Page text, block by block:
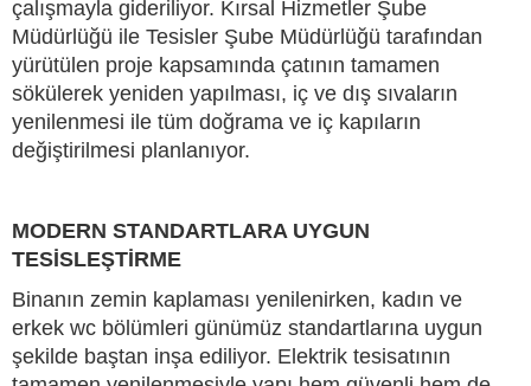
çalışmayla gideriliyor. Kırsal Hizmetler Şube
Müdürlüğü ile Tesisler Şube Müdürlüğü tarafından
yürütülen proje kapsamında çatının tamamen
sökülerek yeniden yapılması, iç ve dış sıvaların
yenilenmesi ile tüm doğrama ve iç kapıların
değiştirilmesi planlanıyor.
MODERN STANDARTLARA UYGUN
TESİSLEŞTİRME
Binanın zemin kaplaması yenilenirken, kadın ve
erkek wc bölümleri günümüz standartlarına uygun
şekilde baştan inşa ediliyor. Elektrik tesisatının